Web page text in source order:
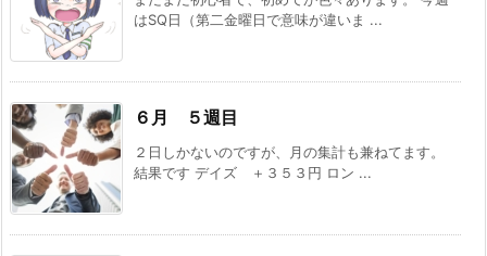
はSQ日（第二金曜日で意味が違いま ...
６月 ５週目
２日しかないのですが、月の集計も兼ねてます。
結果です デイズ ＋３５３円 ロン ...